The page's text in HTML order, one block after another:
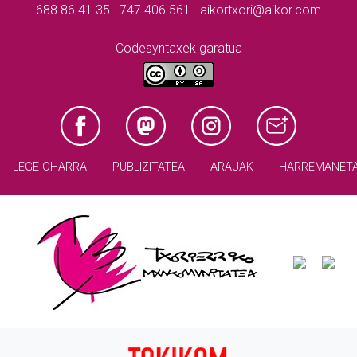
688 86 41 35 · 747 406 561 · aikortxori@aikor.com
Codesyntaxek garatua
LEGE OHARRA PUBLIZITATEA ARAUAK